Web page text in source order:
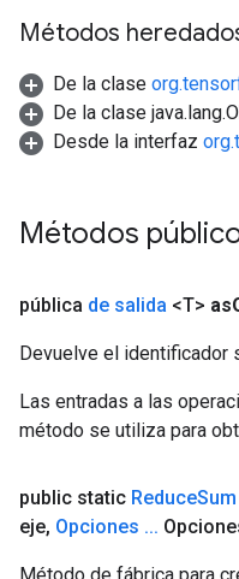
Métodos
De la clase
De la clase
Desde la interfaz
Métodos
pública de salida <T> as
Devuelve el identificador
Las entradas a las
método se utiliza para
public static ReduceSum
eje, Opciones ...